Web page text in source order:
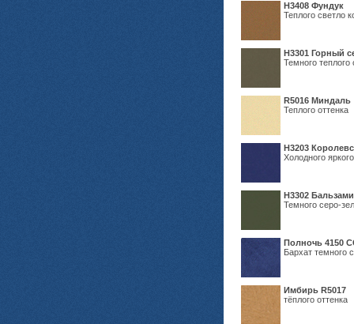
Н3408 Фундук
Теплого светло
Н3301 Горный
Темного теплого
R5016 Миндаль
Теплого оттенка
Н3203
Холодного
Н3302
Темного серо-
Полночь 4150
Бархат темного
Имбирь R5017
тёплого оттенка